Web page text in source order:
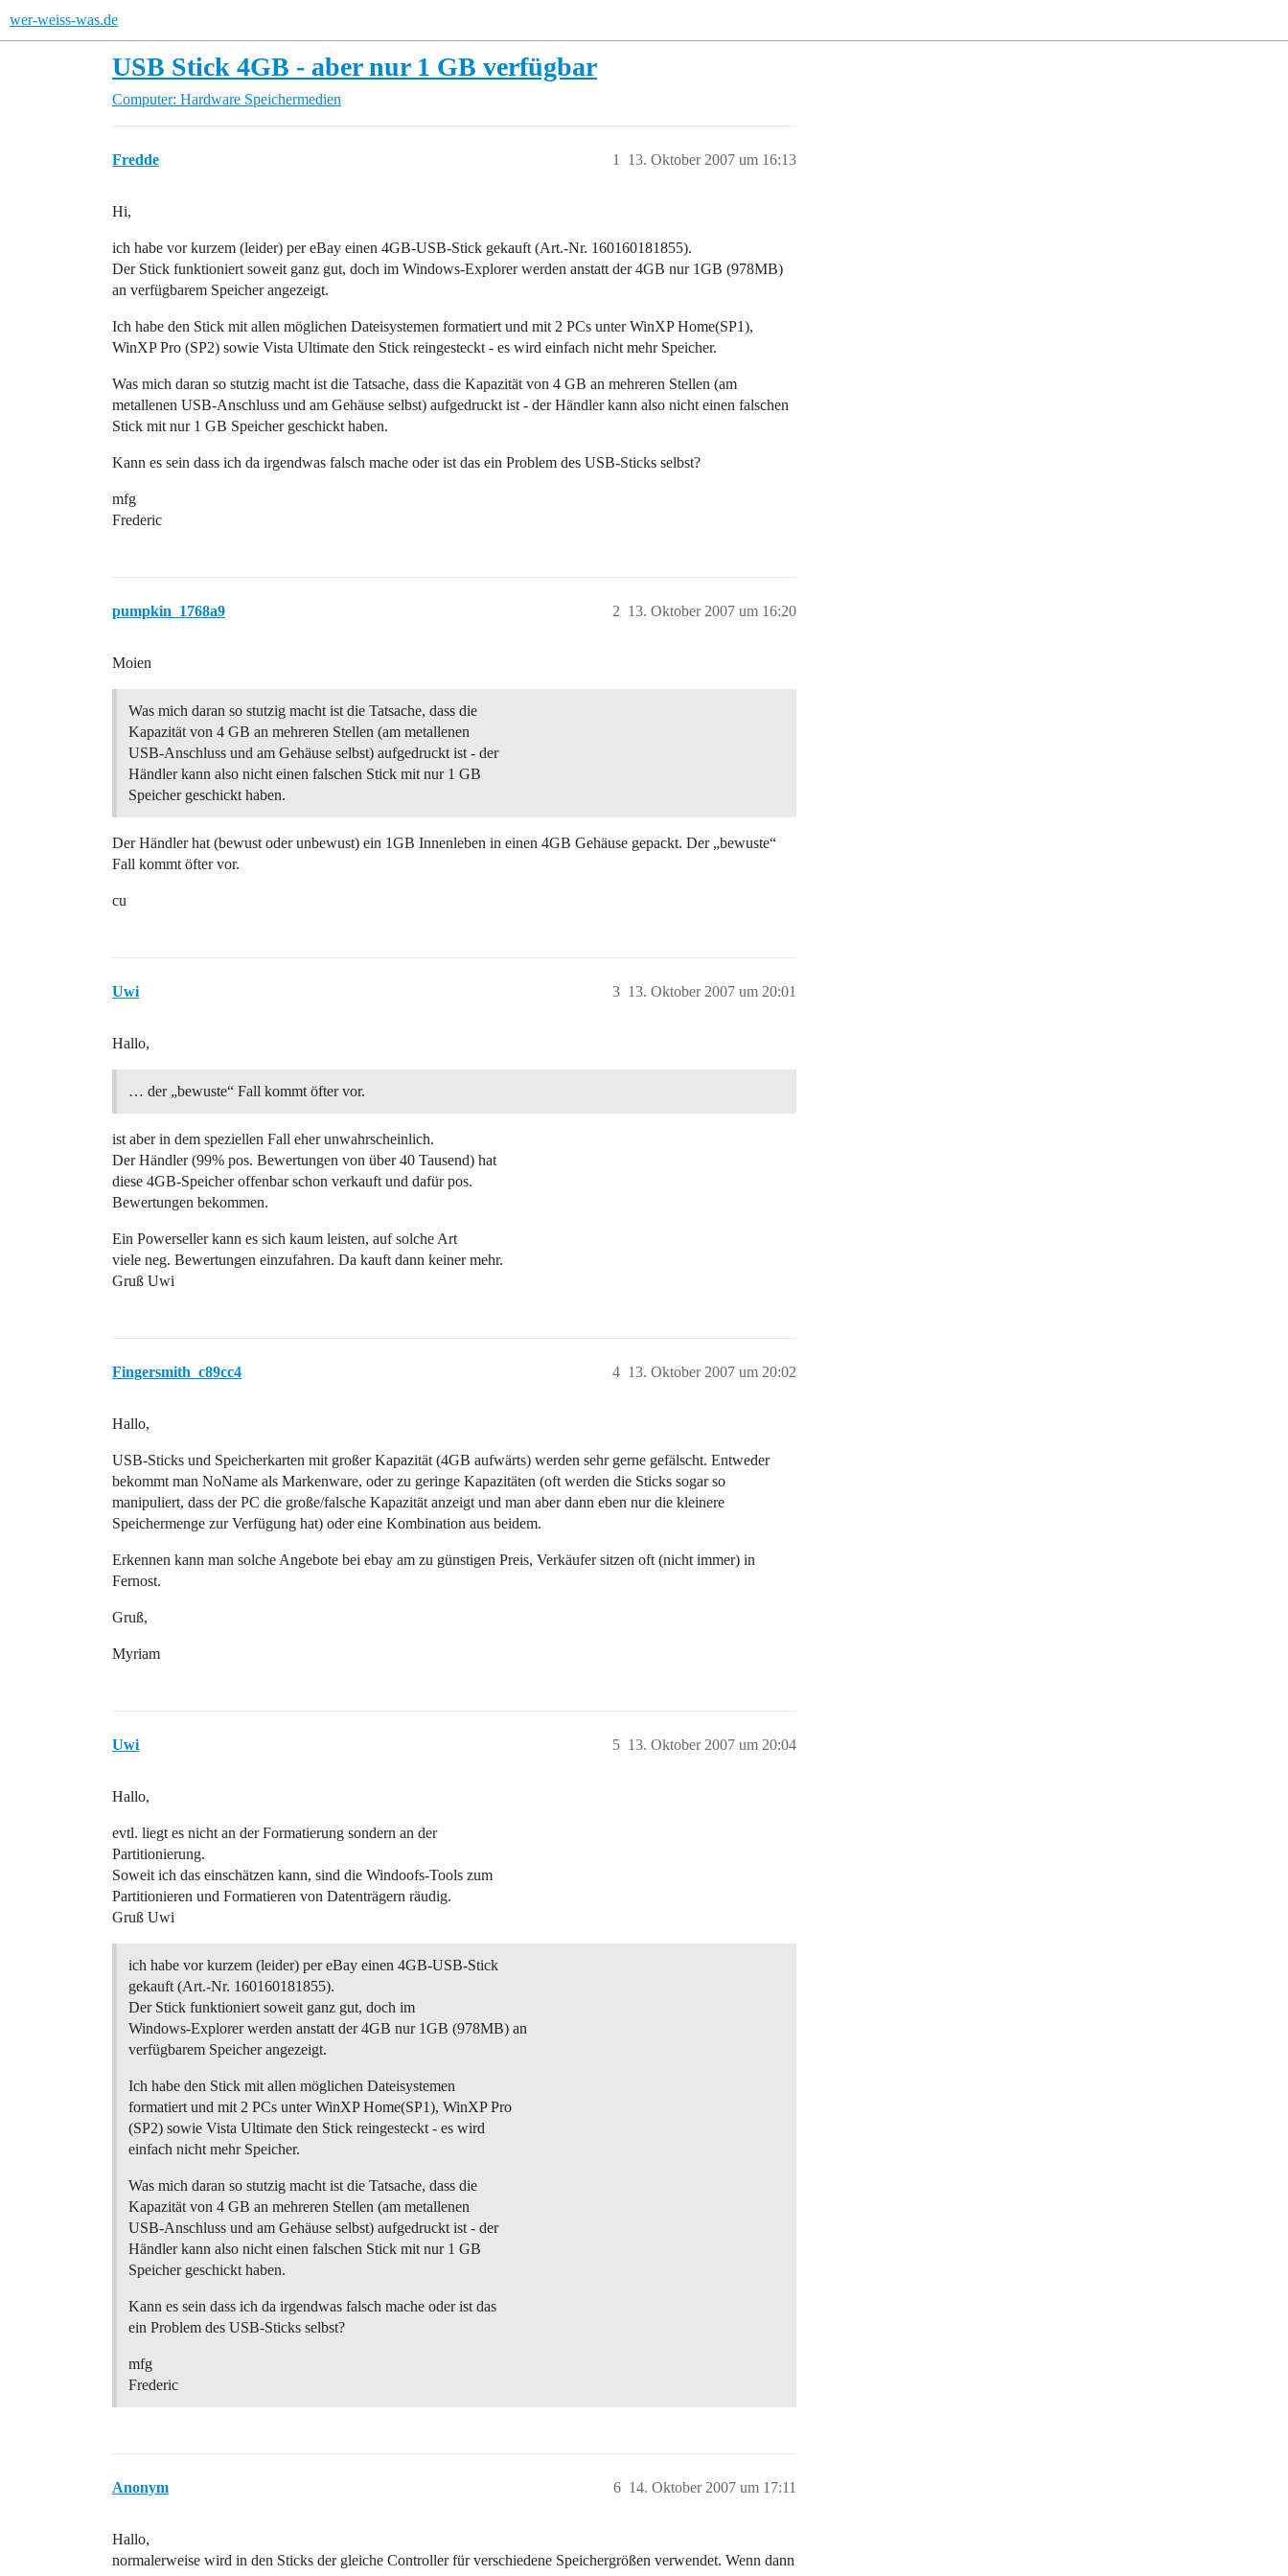
wer-weiss-was.de
USB Stick 4GB - aber nur 1 GB verfügbar
Computer: Hardware Speichermedien
Fredde 13. Oktober 2007 um 16:13
1
Hi,
ich habe vor kurzem (leider) per eBay einen 4GB-USB-Stick gekauft (Art.-Nr. 160160181855).
Der Stick funktioniert soweit ganz gut, doch im Windows-Explorer werden anstatt der 4GB nur 1GB (978MB)
an verfügbarem Speicher angezeigt.
Ich habe den Stick mit allen möglichen Dateisystemen formatiert und mit 2 PCs unter WinXP Home(SP1),
WinXP Pro (SP2) sowie Vista Ultimate den Stick reingesteckt - es wird einfach nicht mehr Speicher.
Was mich daran so stutzig macht ist die Tatsache, dass die Kapazität von 4 GB an mehreren Stellen (am
metallenen USB-Anschluss und am Gehäuse selbst) aufgedruckt ist - der Händler kann also nicht einen falschen
Stick mit nur 1 GB Speicher geschickt haben.
Kann es sein dass ich da irgendwas falsch mache oder ist das ein Problem des USB-Sticks selbst?
mfg
Frederic
pumpkin_1768a9 13. Oktober 2007 um 16:20
2
Moien
Was mich daran so stutzig macht ist die Tatsache, dass die
Kapazität von 4 GB an mehreren Stellen (am metallenen
USB-Anschluss und am Gehäuse selbst) aufgedruckt ist - der
Händler kann also nicht einen falschen Stick mit nur 1 GB
Speicher geschickt haben.
Der Händler hat (bewust oder unbewust) ein 1GB Innenleben in einen 4GB Gehäuse gepackt. Der „bewuste“
Fall kommt öfter vor.
cu
Uwi 13. Oktober 2007 um 20:01
3
Hallo,
… der „bewuste“ Fall kommt öfter vor.
ist aber in dem speziellen Fall eher unwahrscheinlich.
Der Händler (99% pos. Bewertungen von über 40 Tausend) hat
diese 4GB-Speicher offenbar schon verkauft und dafür pos.
Bewertungen bekommen.
Ein Powerseller kann es sich kaum leisten, auf solche Art
viele neg. Bewertungen einzufahren. Da kauft dann keiner mehr.
Gruß Uwi
Fingersmith_c89cc4 13. Oktober 2007 um 20:02
4
Hallo,
USB-Sticks und Speicherkarten mit großer Kapazität (4GB aufwärts) werden sehr gerne gefälscht. Entweder
bekommt man NoName als Markenware, oder zu geringe Kapazitäten (oft werden die Sticks sogar so
manipuliert, dass der PC die große/falsche Kapazität anzeigt und man aber dann eben nur die kleinere
Speichermenge zur Verfügung hat) oder eine Kombination aus beidem.
Erkennen kann man solche Angebote bei ebay am zu günstigen Preis, Verkäufer sitzen oft (nicht immer) in
Fernost.
Gruß,
Myriam
Uwi 13. Oktober 2007 um 20:04
5
Hallo,
evtl. liegt es nicht an der Formatierung sondern an der
Partitionierung.
Soweit ich das einschätzen kann, sind die Windoofs-Tools zum
Partitionieren und Formatieren von Datenträgern räudig.
Gruß Uwi
ich habe vor kurzem (leider) per eBay einen 4GB-USB-Stick
gekauft (Art.-Nr. 160160181855).
Der Stick funktioniert soweit ganz gut, doch im
Windows-Explorer werden anstatt der 4GB nur 1GB (978MB) an
verfügbarem Speicher angezeigt.
Ich habe den Stick mit allen möglichen Dateisystemen
formatiert und mit 2 PCs unter WinXP Home(SP1), WinXP Pro
(SP2) sowie Vista Ultimate den Stick reingesteckt - es wird
einfach nicht mehr Speicher.
Was mich daran so stutzig macht ist die Tatsache, dass die
Kapazität von 4 GB an mehreren Stellen (am metallenen
USB-Anschluss und am Gehäuse selbst) aufgedruckt ist - der
Händler kann also nicht einen falschen Stick mit nur 1 GB
Speicher geschickt haben.
Kann es sein dass ich da irgendwas falsch mache oder ist das
ein Problem des USB-Sticks selbst?
mfg
Frederic
Anonym 14. Oktober 2007 um 17:11
6
Hallo,
normalerweise wird in den Sticks der gleiche Controller für verschiedene Speichergrößen verwendet. Wenn dann